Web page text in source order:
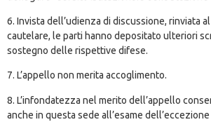
6. Invista dell’udienza di discussione, rinviata
cautelare, le parti hanno depositato ulteriori
sostegno delle rispettive difese.
7. L’appello non merita accoglimento.
8. L’infondatezza nel merito dell’appello
anche in questa sede all’esame